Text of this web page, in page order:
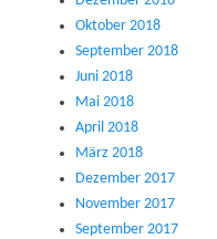
Oktober 2018
September 2018
Juni 2018
Mai 2018
April 2018
März 2018
Dezember 2017
November 2017
September 2017